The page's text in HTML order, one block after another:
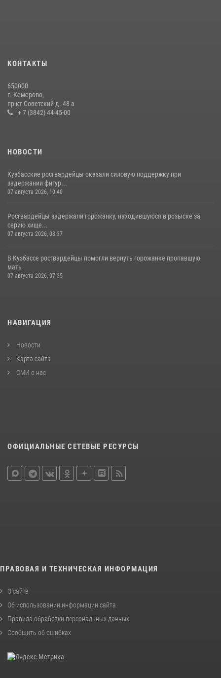
20 июля 2026, 08:52
гипермаркета товары на 13 тысяч рублей (ВИДЕО)
16 июля 2026, 06:43
КОНТАКТЫ
650000
г. Кемерово,
пр-кт Советский д. 48 а
+ 7 (3842) 44-45-00
НОВОСТИ
Кузбасские росгвардейцы оказали силовую поддержку при
задержании фигур...
07 августа 2026, 10:40
Росгвардейцы задержали горожанку, находившуюся в розыске за
серию хище...
07 августа 2026, 08:37
В Кузбассе росгвардейцы помогли вернуть горожанке пропавшую
мать
07 августа 2026, 07:35
НАВИГАЦИЯ
Новости
Карта сайта
СМИ о нас
ОФИЦИАЛЬНЫЕ СЕТЕВЫЕ РЕСУРСЫ
ПРАВОВАЯ И ТЕХНИЧЕСКАЯ ИНФОРМАЦИЯ
О сайте
Об использовании информации сайта
Правила обработки персональных данных
Сообщить об ошибках